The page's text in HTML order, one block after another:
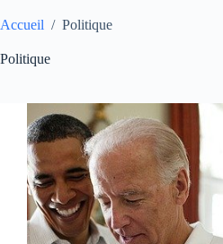
Accueil / Politique
Politique